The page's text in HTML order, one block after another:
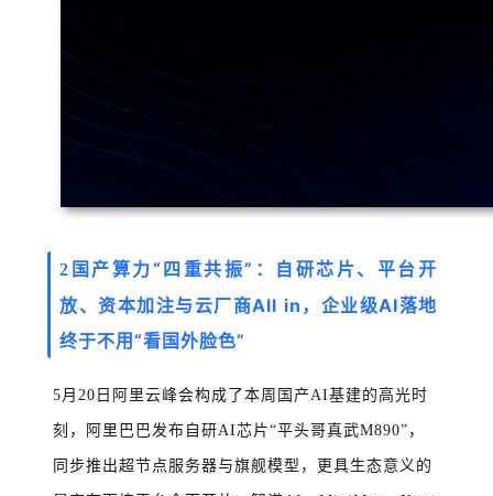
2 国产算力“四重共振”：自研芯片、平台开
放、资本加注与云厂商All in，企业级AI落地
终于不用“看国外脸色”
5月20日阿里云峰会构成了本周国产AI基建的高光时
刻，阿里巴巴发布自研AI芯片“平头哥真武M890”，
同步推出超节点服务器与旗舰模型，更具生态意义的